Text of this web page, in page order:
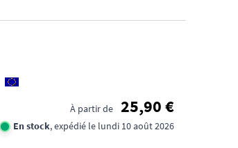
À partir de 25,90 €
En stock, expédié le lundi 10 août 2026